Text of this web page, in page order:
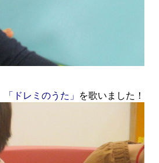
「ドレミのうた」 を歌いました！